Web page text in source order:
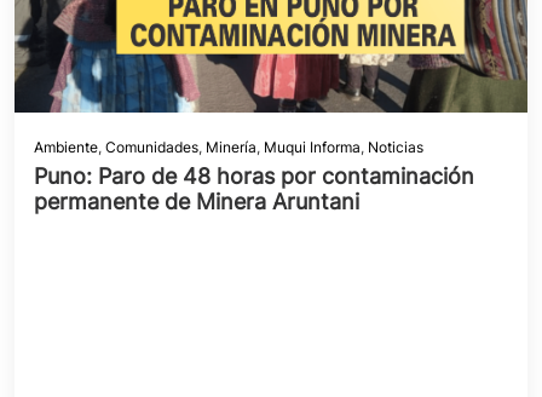
Ambiente, Comunidades, Minería, Muqui Informa, Noticias
Puno: Paro de 48 horas por contaminación
permanente de Minera Aruntani